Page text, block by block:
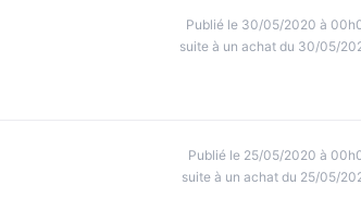
Publié le 30/05/2020 à
suite à un achat du 30/05/
Publié le 25/05/2020 à
suite à un achat du 25/05/